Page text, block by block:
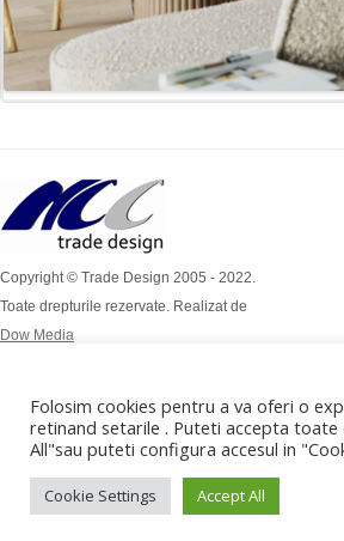
Copyright © Trade Design 2005 - 2022.
Toate drepturile rezervate. Realizat de
Dow Media
Mob: 0732 / 970 192
office@tradedesign.ro ,
vanzari@tradedesign.ro
Folosim cookies pentru a va oferi o
retinand setarile . Puteti accepta
All"sau puteti configura accesul in
Cookie Settings Accept All